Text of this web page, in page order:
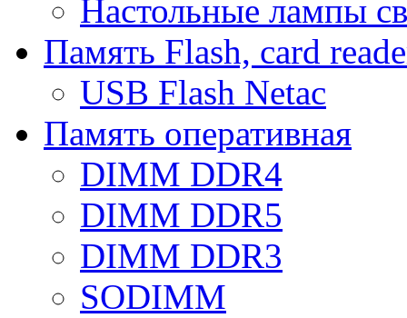
Настольные лампы
Память Flash, card
USB Flash Netac
Память оперативная
DIMM DDR4
DIMM DDR5
DIMM DDR3
SODIMM